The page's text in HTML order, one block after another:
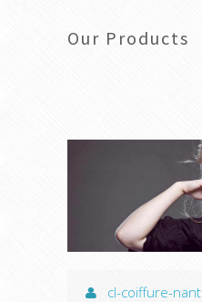
Our Products
cl-coiffure-nant